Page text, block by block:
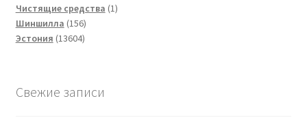
товаров
Чистящие средства 11
Шиншилла 156156
товаров
Эстония 1360413604
Свежие записи